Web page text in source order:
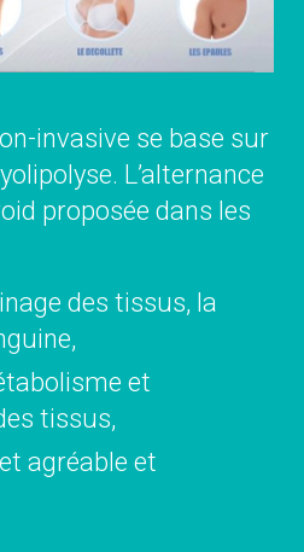
invasive se base sur
L’alternance
proposée dans les
des tissus, la
et
tissus,
agréable et